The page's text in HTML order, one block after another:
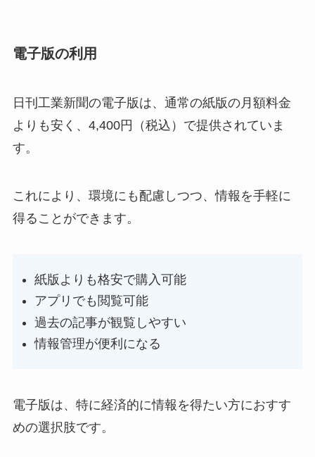
電子版の利用
日刊工業新聞の電子版は、通常の紙版の月額料金
よりも安く、4,400円（税込）で提供されていま
す。
これにより、環境にも配慮しつつ、情報を手軽に
得ることができます。
紙版よりも格安で購入可能
アプリでも閲覧可能
過去の記事が観覧しやすい
情報管理が便利になる
電子版は、特に経済的に情報を得たい方におすす
めの選択肢です。